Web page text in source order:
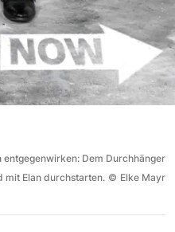
Dem Durchhänger
mit Elan durchstarten. © Elke Mayr